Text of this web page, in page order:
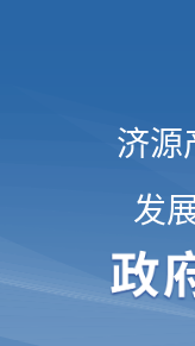
济源
发